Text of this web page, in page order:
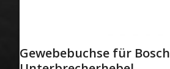
Gewebebuchse für Bosch